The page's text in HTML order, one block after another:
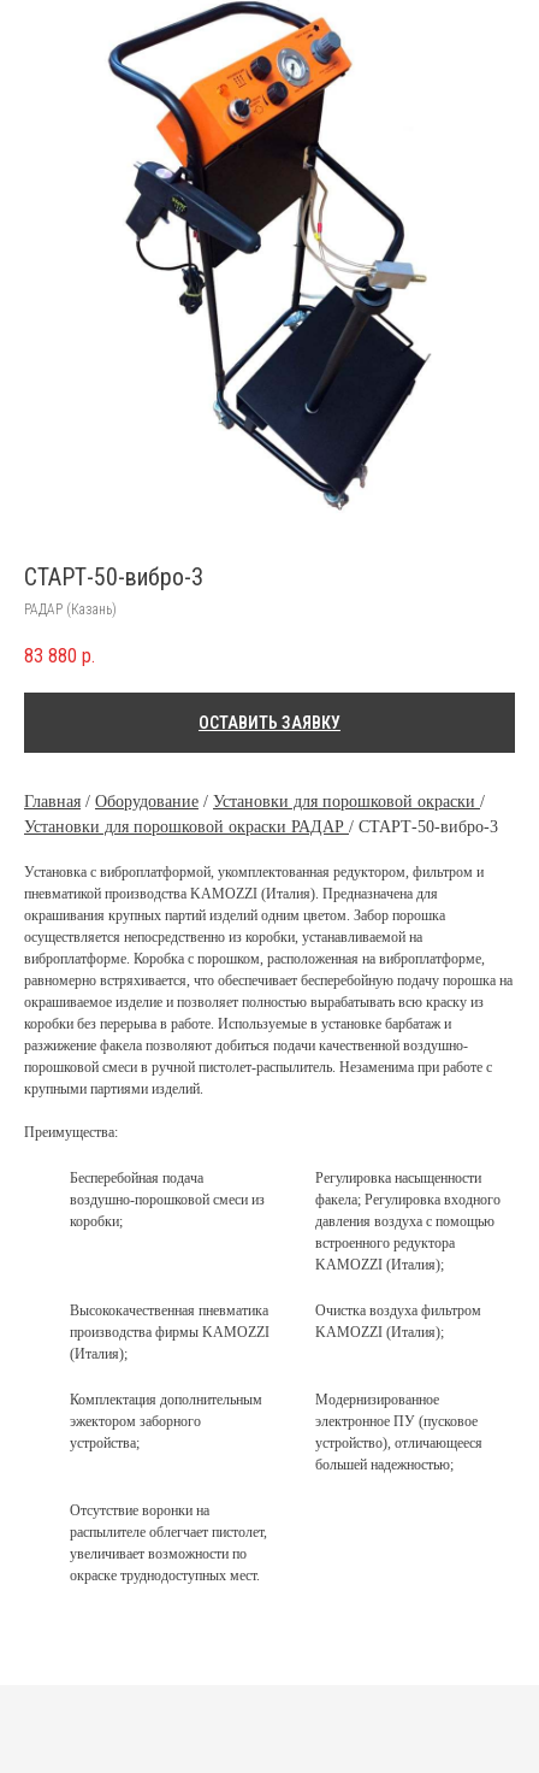
СТАРТ-50-вибро-3
РАДАР (Казань)
83 880 р.
ОСТАВИТЬ ЗАЯВКУ
Главная / Оборудование / Установки для порошковой окраски /
Установки для порошковой окраски РАДАР / СТАРТ-50-вибро-3
Установка с виброплатформой, укомплектованная редуктором, фильтром и
пневматикой производства KAMOZZI (Италия). Предназначена для
окрашивания крупных партий изделий одним цветом. Забор порошка
осуществляется непосредственно из коробки, устанавливаемой на
виброплатформе. Коробка с порошком, расположенная на виброплатформе,
равномерно встряхивается, что обеспечивает бесперебойную подачу порошка на
окрашиваемое изделие и позволяет полностью вырабатывать всю краску из
коробки без перерыва в работе. Используемые в установке барбатаж и
разжижение факела позволяют добиться подачи качественной воздушно-
порошковой смеси в ручной пистолет-распылитель. Незаменима при работе с
крупными партиями изделий.
Преимущества:
Бесперебойная подача
воздушно-порошковой смеси из
коробки;
Регулировка насыщенности
факела; Регулировка входного
давления воздуха с помощью
встроенного редуктора
KAMOZZI (Италия);
Высококачественная пневматика
производства фирмы KAMOZZI
(Италия);
Очистка воздуха фильтром
KAMOZZI (Италия);
Комплектация дополнительным
эжектором заборного
устройства;
Модернизированное
электронное ПУ (пусковое
устройство), отличающееся
большей надежностью;
Отсутствие воронки на
распылителе облегчает пистолет,
увеличивает возможности по
окраске труднодоступных мест.
Андрей Марченко
Старший специалист отдела
Наши менеджеры-
эксперты
проконсультируют
по всем вопросам
и подберут наилучшее
решение для вашей
и многолетним опытом работы.
Постоянно совершенствуем навыки,
следим за тенденциями на рынке. Это
*Стоковое изображение: не сотрудники